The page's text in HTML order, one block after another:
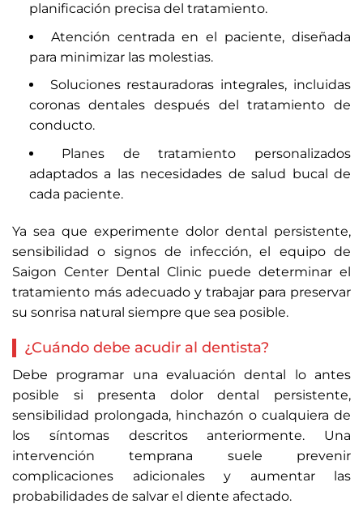
planificación precisa del tratamiento.
Atención centrada en el paciente, diseñada
para minimizar las molestias.
Soluciones restauradoras integrales, incluidas
coronas dentales después del tratamiento de
conducto.
Planes de tratamiento personalizados
adaptados a las necesidades de salud bucal de
cada paciente.
Ya sea que experimente dolor dental persistente,
sensibilidad o signos de infección, el equipo de
Saigon Center Dental Clinic puede determinar el
tratamiento más adecuado y trabajar para preservar
su sonrisa natural siempre que sea posible.
¿Cuándo debe acudir al dentista?
Debe programar una evaluación dental lo antes
posible si presenta dolor dental persistente,
sensibilidad prolongada, hinchazón o cualquiera de
los síntomas descritos anteriormente. Una
intervención temprana suele prevenir
complicaciones adicionales y aumentar las
probabilidades de salvar el diente afectado.